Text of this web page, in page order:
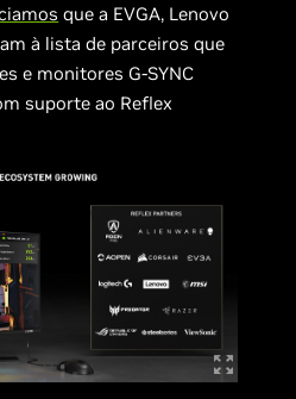
que a EVGA, Lenovo
à lista de parceiros que
e monitores G-SYNC
suporte ao Reflex